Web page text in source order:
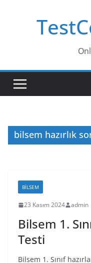
bilsem hazırlık
BILSEM
23 Kasım 2024 admin
Bilsem 1.
Testi
Bilsem 1. Sınıf